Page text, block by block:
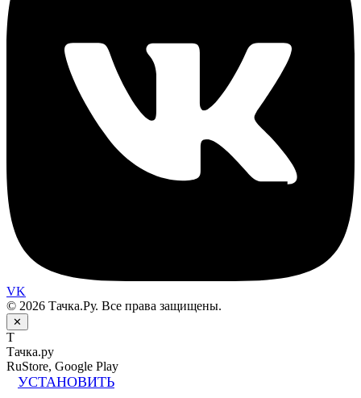
VK
© 2026 Тачка.Ру. Все права защищены.
✕
Т
Тачка.ру
RuStore, Google Play
УСТАНОВИТЬ